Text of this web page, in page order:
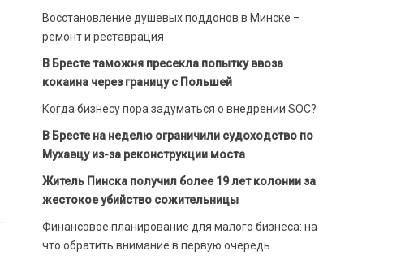
Восстановление душевых поддонов в Минске –
ремонт и реставрация
В Бресте таможня пресекла попытку ввоза
кокаина через границу с Польшей
Когда бизнесу пора задуматься о внедрении SOC?
В Бресте на неделю ограничили судоходство по
Мухавцу из-за реконструкции моста
Житель Пинска получил более 19 лет колонии за
жестокое убийство сожительницы
Финансовое планирование для малого бизнеса: на
что обратить внимание в первую очередь